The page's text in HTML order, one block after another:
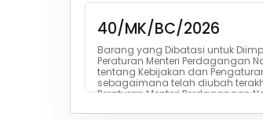
40/MK/BC/2026
Barang yang Dibatasi untuk
Peraturan Menteri Perdagangan
tentang Kebijakan dan
sebagaimana telah diubah
Peraturan Menteri Perdagangan